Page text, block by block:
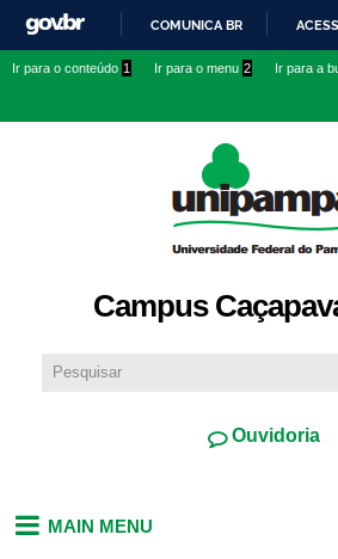
conteúdo
IR
O
COMUNICA BR
Ir para o conteúdo 1 Ir para o menu 2 Ir para a
Campus
Ouvidoria
MAIN MENU